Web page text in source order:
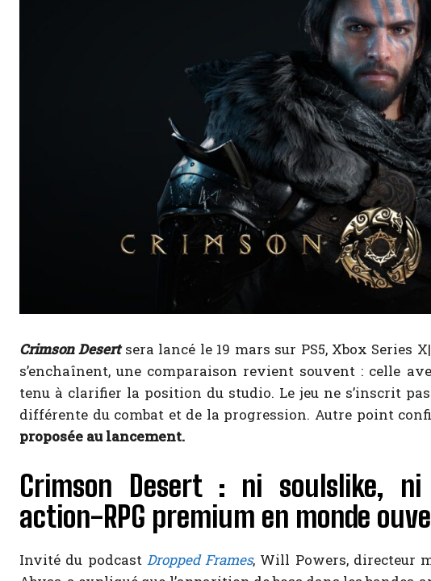
Crimson Desertsera lancé le 19 mars sur PS5, Xbox Series
s’enchaînent, une comparaison revient souvent : celle
tenu à clarifier la position du studio. Le jeu ne s’inscrit
différente du combat et de la progression. Autre point
proposée au lancement.
Crimson Desert : ni soulslike,
action-RPG premium en monde
Invité du podcast Dropped Frames, Will Powers, directeur